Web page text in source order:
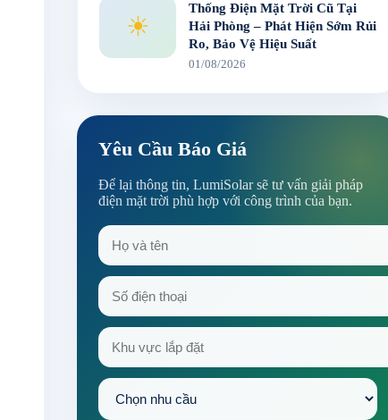
☀
Thống Điện Mặt Trời Cũ Tại
Hải Phòng – Phát Hiện Sớm Rủi
Ro, Bảo Vệ Hiệu Suất
01/08/2026
Yêu Cầu Báo Giá
Để lại thông tin, LumiSolar sẽ tư vấn giải pháp
điện mặt trời phù hợp với công trình của bạn.